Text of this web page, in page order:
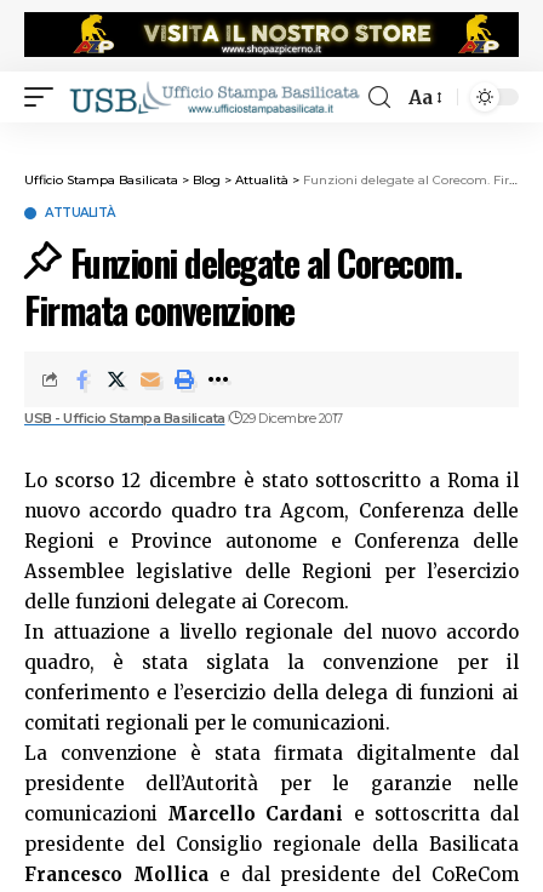
Aa
Ufficio Stampa Basilicata > Blog > Attualità > Funzioni delegate al Corecom. Firmata convenzione
ATTUALITÀ
Funzioni delegate al Corecom.
Firmata convenzione
USB - Ufficio Stampa Basilicata 29 Dicembre 2017
Lo scorso 12 dicembre è stato sottoscritto a Roma il
nuovo accordo quadro tra Agcom, Conferenza delle
Regioni e Province autonome e Conferenza delle
Assemblee legislative delle Regioni per l’esercizio
delle funzioni delegate ai Corecom.
In attuazione a livello regionale del nuovo accordo
quadro, è stata siglata la convenzione per il
conferimento e l’esercizio della delega di funzioni ai
comitati regionali per le comunicazioni.
La convenzione è stata firmata digitalmente dal
presidente dell’Autorità per le garanzie nelle
comunicazioni Marcello Cardani e sottoscritta dal
presidente del Consiglio regionale della Basilicata
Francesco Mollicae dal presidente del CoReCom